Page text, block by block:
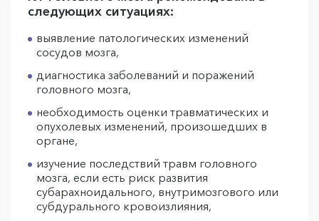
следующих ситуациях:
выявление патологических изменений
сосудов мозга,
диагностика заболеваний и поражений
головного мозга,
необходимость оценки травматических и
опухолевых изменений, произошедших в
органе,
изучение последствий травм головного
мозга, если есть риск развития
субарахноидального, внутримозгового или
субдурального кровоизлияния,